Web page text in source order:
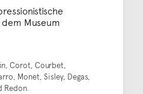
Museum
Corot, Courbet,
Monet, Sisley, Degas,
Redon.